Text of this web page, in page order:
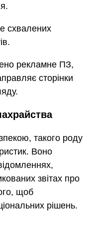
схвалених
рекламне ПЗ,
сторінки
такого роду
Воно
звітах про
щоб
рішень.